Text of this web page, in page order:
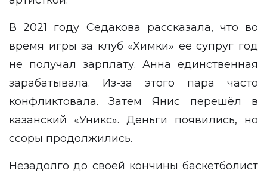
В 2021 году Седакова рассказала, что во
время игры за клуб «Химки» ее супруг год
не получал зарплату. Анна единственная
зарабатывала. Из-за этого пара часто
конфликтовала. Затем Янис перешёл в
казанский «Уникс». Деньги появились, но
ссоры продолжились.
Незадолго до своей кончины баскетболист